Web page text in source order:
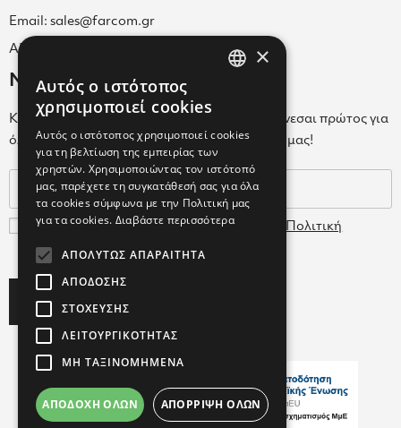
Email: sales@farcom.gr
ΑΡ.Γ.Ε.ΜΗ. 038365205000
Newsletter
Κάνε εγγραφή στο Newsletter για να ενημερώνεσαι πρώτος για
όλα τα νέα μας και τα ολοκαίνουρια προϊόντα μας!
Συμφωνώ με τουςΌρους Χρήσης
Πολιτική
Δεδομένων
×
Αυτός ο ιστότοπος
χρησιμοποιεί cookies
Αυτός ο ιστότοπος χρησιμοποιεί cookies
για τη βελτίωση της εμπειρίας των
χρηστών. Χρησιμοποιώντας τον ιστότοπό
μας, παρέχετε τη συγκατάθεσή σας για όλα
τα cookies σύμφωνα με την Πολιτική μας
για τα cookies. Διαβάστε περισσότερα
ΑΠΟΛΎΤΩΣ ΑΠΑΡΑΊΤΗΤΑ
ΑΠΌΔΟΣΗΣ
ΣΤΌΧΕΥΣΗΣ
ΛΕΙΤΟΥΡΓΙΚΌΤΗΤΑΣ
ΜΗ ΤΑΞΙΝΟΜΗΜΈΝΑ
ΑΠΟΔΟΧΉ ΌΛΩΝ ΑΠΌΡΡΙΨΗ ΌΛΩΝ